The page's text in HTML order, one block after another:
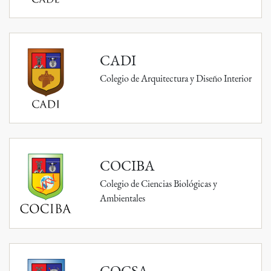
CADI
Colegio de Arquitectura y Diseño Interior
COCIBA
Colegio de Ciencias Biológicas y
Ambientales